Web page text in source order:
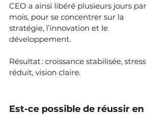
CEO a ainsi libéré plusieurs jours par
mois, pour se concentrer sur la
stratégie, l’innovation et le
développement.
Résultat : croissance stabilisée, stress
réduit, vision claire.
Est-ce possible de réussir en